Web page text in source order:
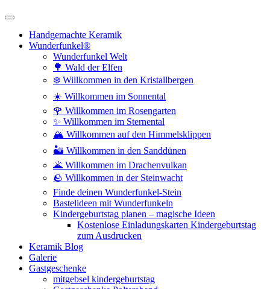
Handgemachte Keramik
Wunderfunkel®
Wunderfunkel Welt
🌳 Wald der Elfen
❄️ Willkommen in den Kristallbergen
☀️ Willkommen im Sonnental
🌹 Willkommen im Rosengarten
✨ Willkommen im Sternental
🏔️ Willkommen auf den Himmelsklippen
🏜️ Willkommen in den Sanddünen
🌋 Willkommen im Drachenvulkan
🪨 Willkommen in der Steinwacht
Finde deinen Wunderfunkel-Stein
Bastelideen mit Wunderfunkeln
Kindergeburtstag planen – magische Ideen
Kostenlose Einladungskarten Kindergeburtstag
zum Ausdrucken
Keramik Blog
Galerie
Gastgeschenke
mitgebsel kindergeburtstag